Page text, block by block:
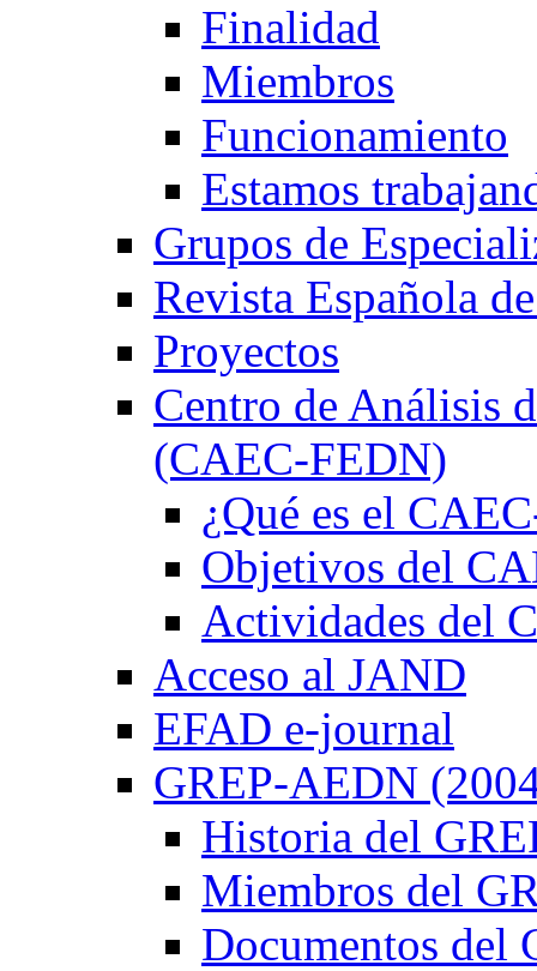
Finalidad
Miembros
Funcionamiento
Estamos
Grupos de
Revista Española
Proyectos
Centro de Análisis
(CAEC-FEDN)
¿Qué es el
Objetivos del
Actividades del
Acceso al JAND
EFAD e-journal
GREP-AEDN
Historia del
Miembros del
Documentos del